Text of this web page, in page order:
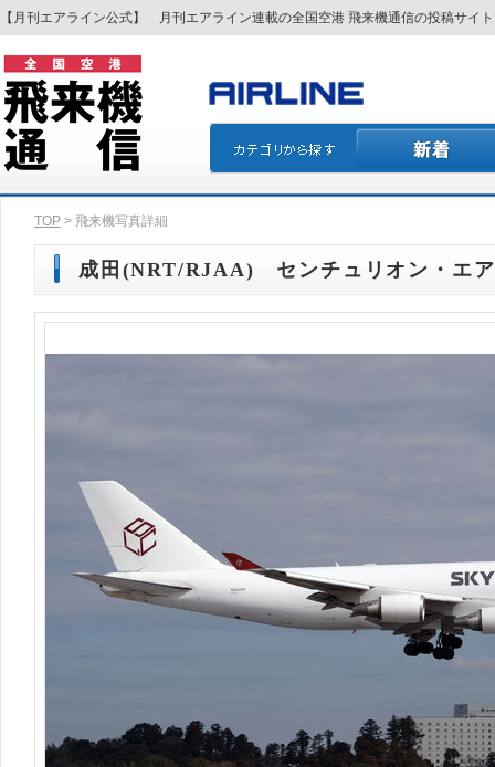
【月刊エアライン公式】 月刊エアライン連載の全国空港 飛来機通信の投稿サイ
TOP > 飛来機写真詳細
成田(NRT/RJAA) センチュリオン・エ